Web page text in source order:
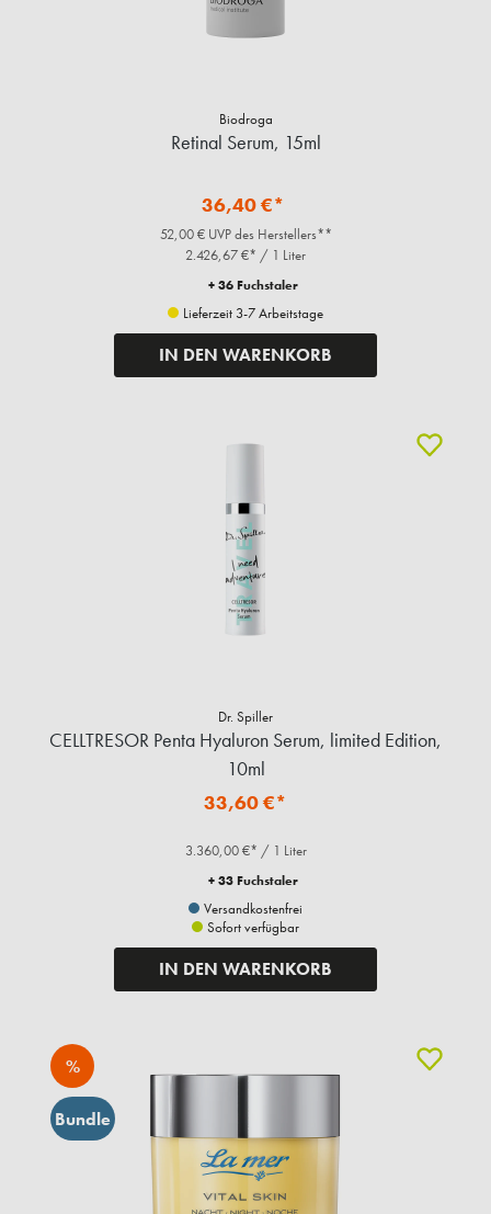
Biodroga
Retinal Serum, 15ml
36,40 €*
52,00 € UVP des Herstellers**
2.426,67 €* / 1 Liter
+ 36 Fuchstaler
Lieferzeit 3-7 Arbeitstage
IN DEN WARENKORB
Dr. Spiller
CELLTRESOR Penta Hyaluron Serum, limited Edition,
10ml
33,60 €*
3.360,00 €* / 1 Liter
+ 33 Fuchstaler
Versandkostenfrei
Sofort verfügbar
IN DEN WARENKORB
%
Bundle